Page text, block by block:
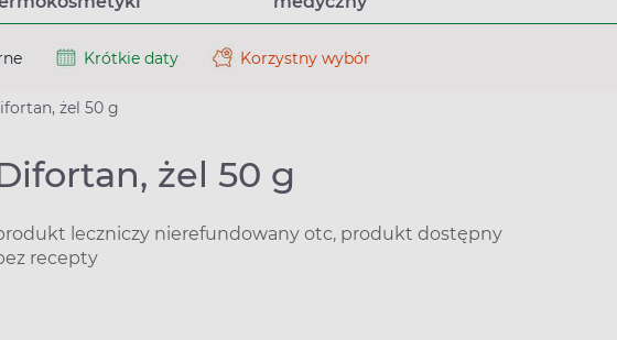
Krótkie daty Korzystny wybór
żel 50 g
żel 50 g
leczniczy nierefundowany otc, produkt dostępny
recepty